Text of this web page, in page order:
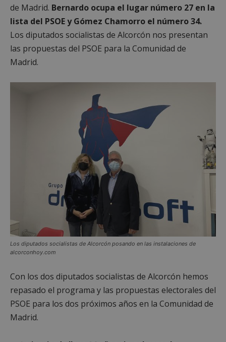
de Madrid. Bernardo ocupa el lugar número 27 en la
lista del PSOE y Gómez Chamorro el número 34.
Los diputados socialistas de Alcorcón nos presentan
las propuestas del PSOE para la Comunidad de
Madrid.
Los diputados socialistas de Alcorcón posando en las instalaciones de
alcorconhoy.com
Con los dos diputados socialistas de Alcorcón hemos
repasado el programa y las propuestas electorales del
PSOE para los dos próximos años en la Comunidad de
Madrid.